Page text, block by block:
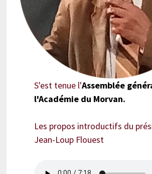
S'est tenue l'Assemblée
l'Académie du Morvan.
Les propos introductifs du
Jean-Loup Flouest